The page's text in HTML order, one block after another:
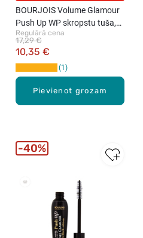
Pievienot grozam
BOURJOIS Volume Glamour
Push Up WP skropstu tuša,
Black, 7ml
Regulārā cena
10,35 €
17,29 €
1
40%